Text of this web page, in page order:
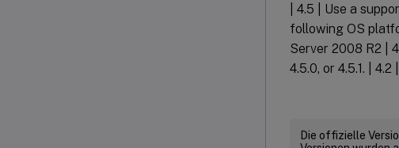
| 4.5 | Use a
following OS
Server 2008 R2 |
4.5.0, or 4.5.1. |
Die offizielle